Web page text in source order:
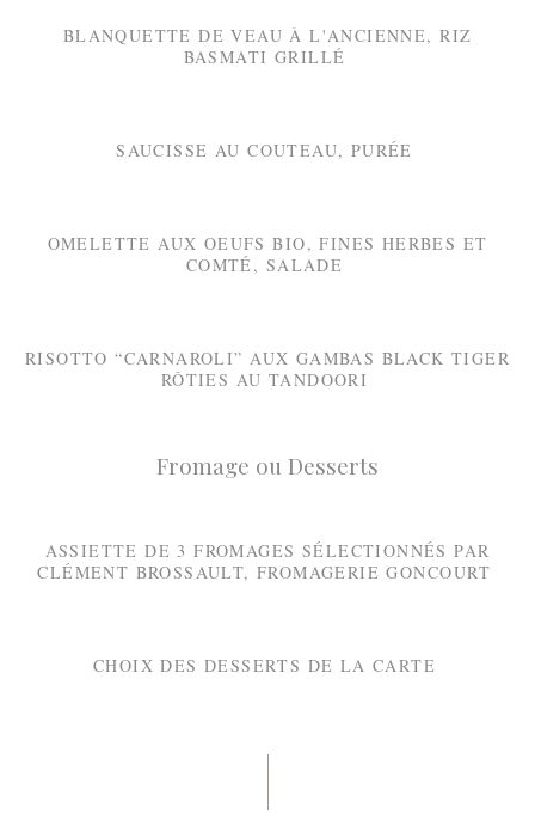
BLANQUETTE DE VEAU À L'ANCIENNE, RIZ
BASMATI GRILLÉ
SAUCISSE AU COUTEAU, PURÉE
OMELETTE AUX OEUFS BIO, FINES HERBES ET
COMTÉ, SALADE
RISOTTO “CARNAROLI” AUX GAMBAS BLACK TIGER
RÔTIES AU TANDOORI
Fromage ou Desserts
ASSIETTE DE 3 FROMAGES SÉLECTIONNÉS PAR
CLÉMENT BROSSAULT, FROMAGERIE GONCOURT
CHOIX DES DESSERTS DE LA CARTE